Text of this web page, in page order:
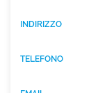
INDIRIZZO
TELEFONO